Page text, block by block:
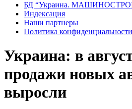
БД “Украина.
Индекcация
Наши партнеры
Политика конфиденциальности
Украина: в
продажи новых
выросли